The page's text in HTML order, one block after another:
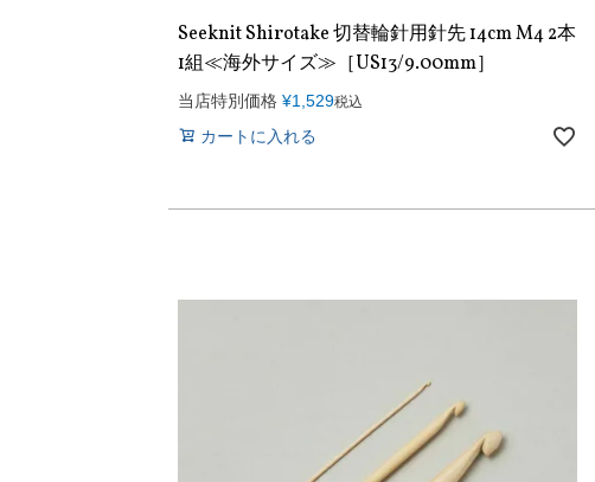
Seeknit Shirotake 切替輪針用針先 14cm M4 2本
1組≪海外サイズ≫［US13/9.00mm］
当店特別価格 ¥1,529税込
カートに入れる